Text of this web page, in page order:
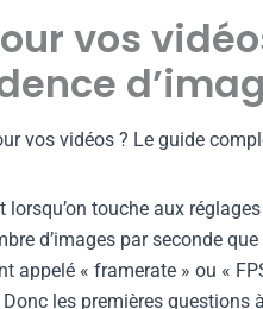
vos
vos vidéos ? Le guide
touche aux
d’images par seconde
appelé « framerate » ou «
les premières questions